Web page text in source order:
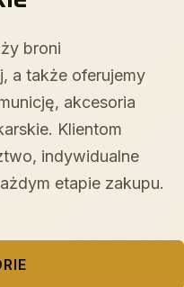
broni
a także oferujemy
akcesoria
Klientom
indywidualne
etapie zakupu.